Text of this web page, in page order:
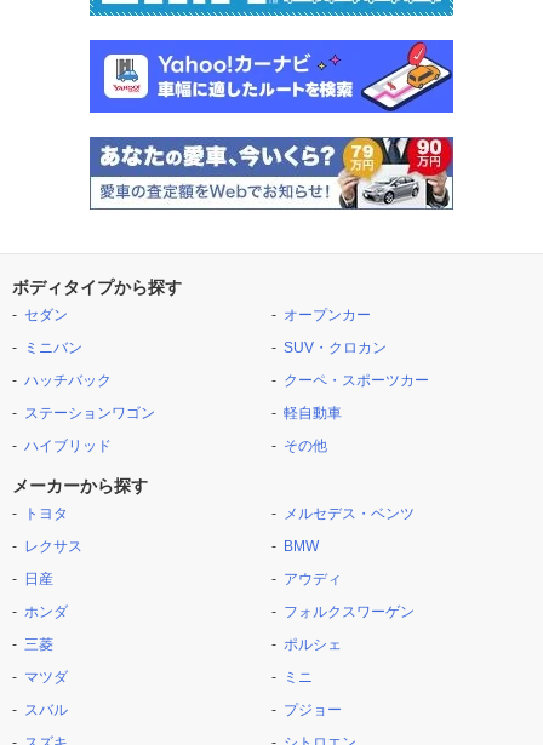
ボディタイプから探す
セダン
ミニバン
ハッチバック
ステーションワゴン
ハイブリッド
オープンカー
SUV・クロカン
クーペ・スポーツカー
軽自動車
その他
メーカーから探す
トヨタ
レクサス
日産
ホンダ
三菱
マツダ
スバル
メルセデス・ベンツ
BMW
アウディ
フォルクスワーゲン
ポルシェ
ミニ
プジョー